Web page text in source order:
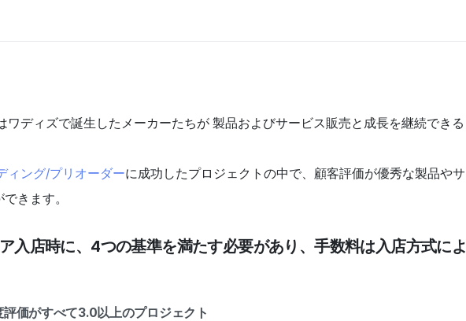
ワディズで誕生したメーカーたちが 製品およびサービス販売と成長を継続でき
ィング/プリオーダーに成功したプロジェクトの中で、顧客評価が優秀な製品や
きます。
入店時に、4つの基準を満たす必要があり、手数料は入店方式によ
価がすべて3.0以上のプロジェクト